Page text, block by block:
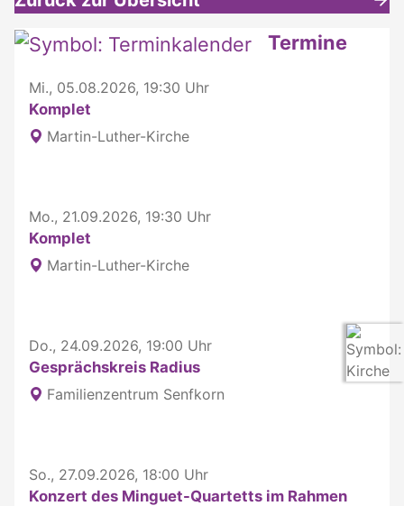
Weitere interessante Inhalte Termine
Mi., 05.08.2026, 19:30 Uhr
Komplet
Martin-Luther-Kirche
Mo., 21.09.2026, 19:30 Uhr
Komplet
Martin-Luther-Kirche
Do., 24.09.2026, 19:00 Uhr
Gesprächskreis Radius
Familienzentrum Senfkorn
So., 27.09.2026, 18:00 Uhr
Konzert des Minguet-Quartetts im Rahmen